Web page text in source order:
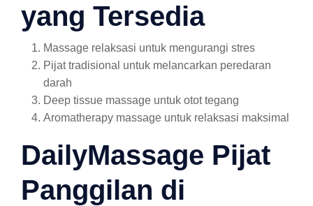
yang Tersedia
Massage relaksasi untuk mengurangi stres
Pijat tradisional untuk melancarkan peredaran
darah
Deep tissue massage untuk otot tegang
Aromatherapy massage untuk relaksasi maksimal
DailyMassage Pijat
Panggilan di